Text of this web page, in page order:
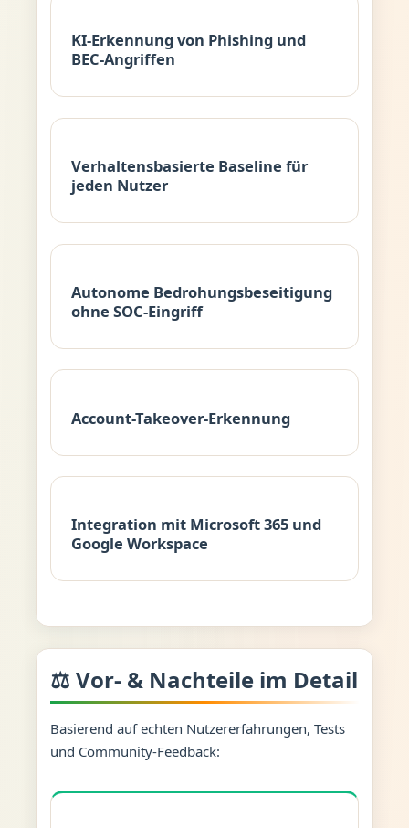
KI-Erkennung von Phishing und
BEC-Angriffen
Verhaltensbasierte Baseline für
jeden Nutzer
Autonome Bedrohungsbeseitigung
ohne SOC-Eingriff
Account-Takeover-Erkennung
Integration mit Microsoft 365 und
Google Workspace
⚖️ Vor- & Nachteile im Detail
Basierend auf echten Nutzererfahrungen, Tests
und Community-Feedback: